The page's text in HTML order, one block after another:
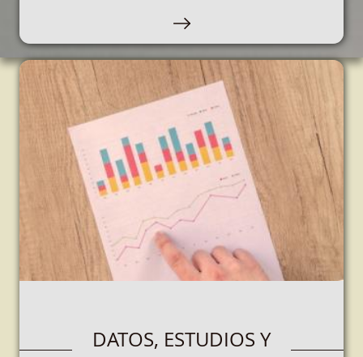
participen en juegos, loterías y apuestas, rifas,
concursos, o cualquier otro juego de azar.
JUEGO
DATOS, ESTUDIOS Y